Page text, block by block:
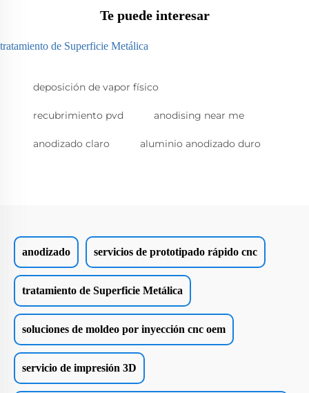
Te puede interesar
tratamiento de Superficie Metálica
deposición de vapor físico
recubrimiento pvd anodising near me
anodizado claro aluminio anodizado duro
anodizado servicios de prototipado rápido cnc
tratamiento de Superficie Metálica
soluciones de moldeo por inyección cnc oem
servicio de impresión 3D